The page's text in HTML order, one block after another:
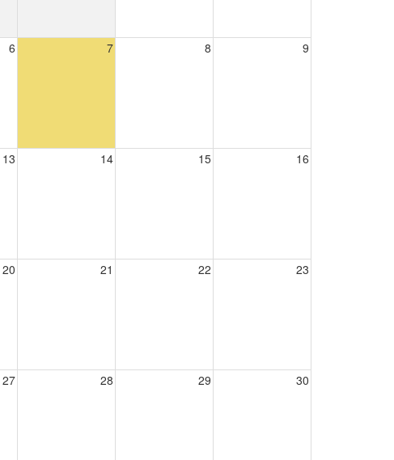
6 7 8 9
13 14 15 16
20 21 22 23
27 28 29 30